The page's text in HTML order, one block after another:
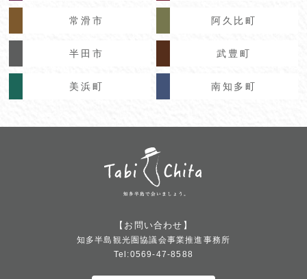
常滑市 阿久比町
半田市 武豊町
美浜町 南知多町
【お問い合わせ】
知多半島観光圏協議会事業推進事務所
Tel:0569-47-8588